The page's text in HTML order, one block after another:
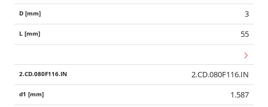
3
55
2.CD.080F116.IN
1.587